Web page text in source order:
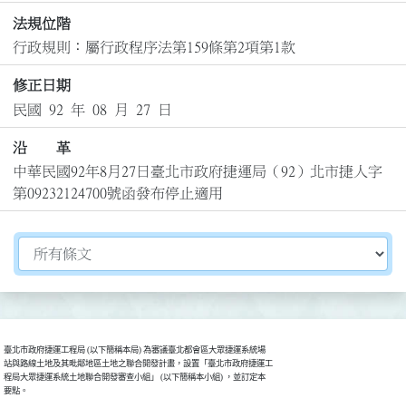
法規位階
行政規則：屬行政程序法第159條第2項第1款
修正日期
民國 92 年 08 月 27 日
沿 革
中華民國92年8月27日臺北市政府捷運局（92）北市捷人字
第09232124700號函發布停止適用
切換選擇法規資訊內容
臺北市政府捷運工程局 (以下簡稱本局) 為審議臺北都會區大眾捷運系統場
站與路線土地及其毗鄰地區土地之聯合開發計畫，設置「臺北市政府捷運工
程局大眾捷運系統土地聯合開發審查小組」 (以下簡稱本小組) ，並訂定本
要點。